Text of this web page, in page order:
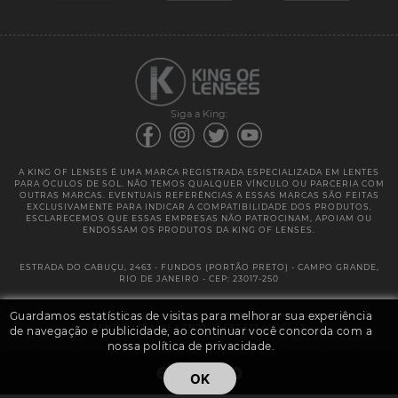
Guardamos estatísticas de visitas para melhorar sua experiência
de navegação e publicidade, ao continuar você concorda com a
nossa política de privacidade.
OK
Siga a King:
A KING OF LENSES É UMA MARCA REGISTRADA ESPECIALIZADA EM LENTES
PARA ÓCULOS DE SOL. NÃO TEMOS QUALQUER VÍNCULO OU PARCERIA COM
OUTRAS MARCAS. EVENTUAIS REFERÊNCIAS A ESSAS MARCAS SÃO FEITAS
EXCLUSIVAMENTE PARA INDICAR A COMPATIBILIDADE DOS PRODUTOS.
ESCLARECEMOS QUE ESSAS EMPRESAS NÃO PATROCINAM, APOIAM OU
ENDOSSAM OS PRODUTOS DA KING OF LENSES.
ESTRADA DO CABUÇU, 2463 - FUNDOS (PORTÃO PRETO) - CAMPO GRANDE,
RIO DE JANEIRO - CEP: 23017-250
@ 2025 | KING OF LENSES - KING OF IMPORTAÇÃO E DISTRIBUIÇÃO DE
LENTES LTDA ME | CNPJ: 13.682.533 / 0001-42